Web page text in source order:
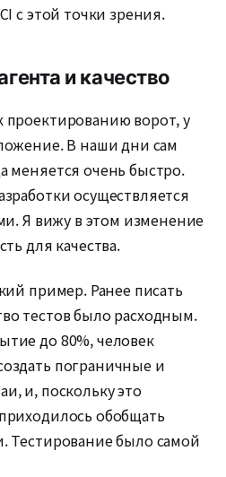
с этой точки зрения.
и качество
ворот, у
В наши дни сам
меняется очень быстро.
осуществляется
Я вижу в этом изменение
для качества.
пример. Ранее писать
тестов было расходным.
до 80%, человек
пограничные и
и, поскольку это
обобщать
Тестирование было самой